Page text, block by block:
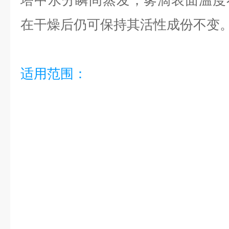
在干燥后仍可保持其活性成份不变
适用范围：